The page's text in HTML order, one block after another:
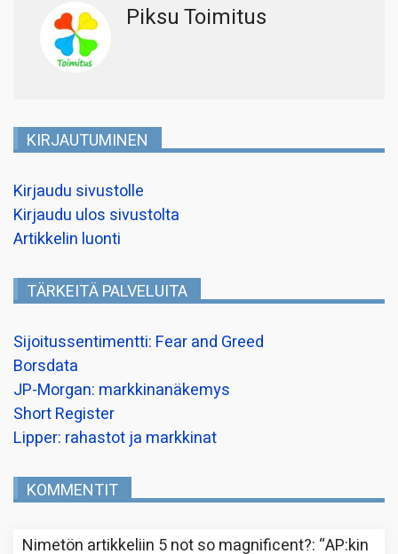
Piksu Toimitus
KIRJAUTUMINEN
Kirjaudu sivustolle
Kirjaudu ulos sivustolta
Artikkelin luonti
TÄRKEITÄ PALVELUITA
Sijoitussentimentti: Fear and Greed
Borsdata
JP-Morgan: markkinanäkemys
Short Register
Lipper: rahastot ja markkinat
KOMMENTIT
Nimetön artikkeliin 5 not so magnificent?: “AP:kin